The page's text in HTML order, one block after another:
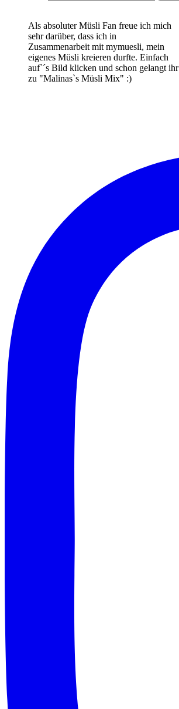
Als absoluter Müsli Fan freue ich mich
sehr darüber, dass ich in
Zusammenarbeit mit mymuesli, mein
eigenes Müsli kreieren durfte. Einfach
auf`´s Bild klicken und schon gelangt ihr
zu "Malinas`s Müsli Mix" :)